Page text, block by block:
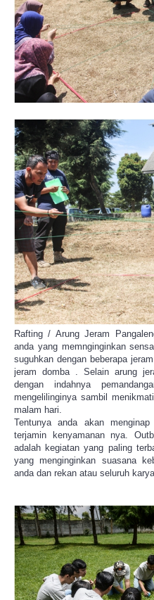
Rafting / Arung Jeram
anda yang memnginginkan
suguhkan dengan beberapa
jeram domba . Selain arung
dengan indahnya
mengelilinginya sambil
malam hari.
Tentunya anda akan
terjamin kenyamanan nya.
adalah kegiatan yang paling
yang menginginkan suasana
anda dan rekan atau seluruh